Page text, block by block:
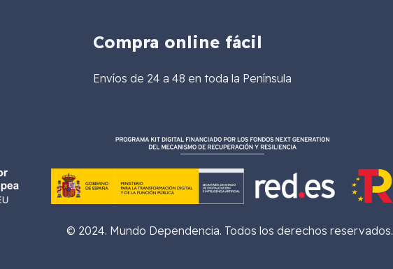
Compra online fácil
Envíos de 24 a 48 en toda la Península
© 2024. Mundo Dependencia. Todos los derechos reservados.